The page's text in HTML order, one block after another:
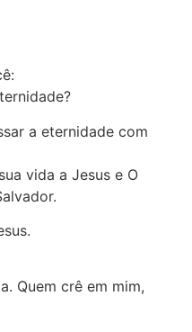
a eternidade com
vida a Jesus e O
Quem crê em mim,